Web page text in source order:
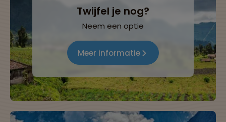
Twijfel je nog?
Neem een optie
Meer informatie